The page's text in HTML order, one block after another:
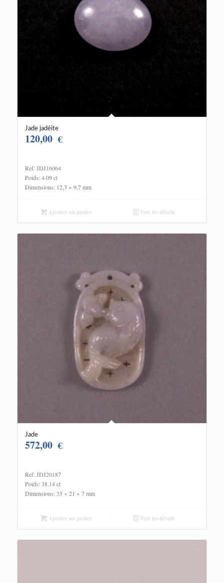
Jade jadéite
120,00 €
Ref: JDJ16064
Poids: 4.09 ct
Dimensions: 12,3 × 9,7 mm
Ajouter au panier Voir les détails
Jade
572,00 €
Ref: JDJ20187
Poids: 38.14 ct
Dimensions: 35 × 21 × 7 mm
Ajouter au panier Voir les détails